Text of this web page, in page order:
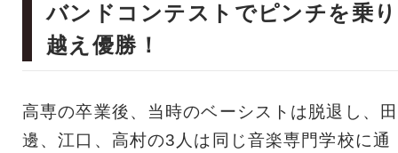
バンドコンテストでピンチを乗り
越え優勝！
高専の卒業後、当時のベーシストは脱退し、田
邊、江口、高村の3人は同じ音楽専門学校に通